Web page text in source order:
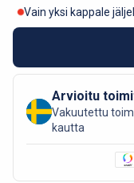
Vain yksi kappale
Arvioitu
Vakuutettu
kautta